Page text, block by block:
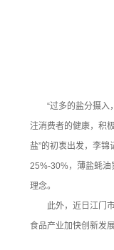
“过多的盐分摄
注消费者的健康，积
盐”的初衷出发，李
25%-30%，薄盐蚝油
理念。
此外，近日江门
食品产业加快创新发